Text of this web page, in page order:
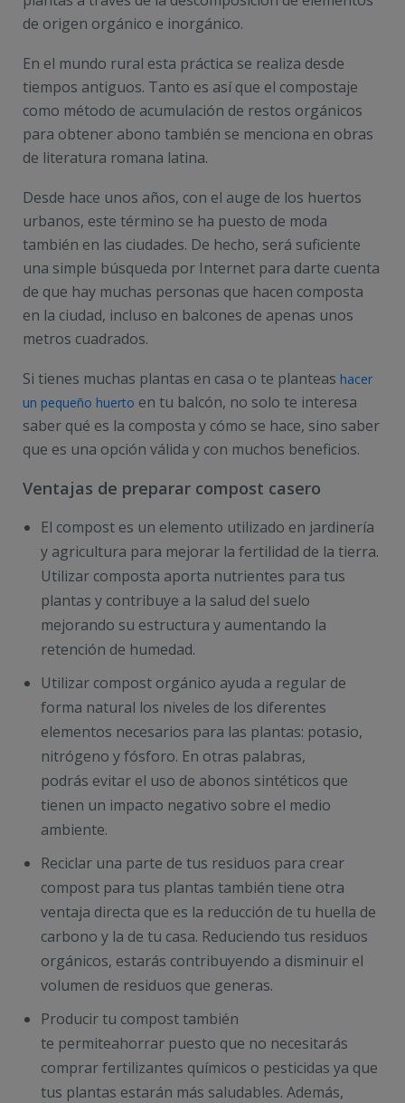
de origen orgánico e inorgánico.
En el mundo rural esta práctica se realiza desde
tiempos antiguos. Tanto es así que el compostaje
como método de acumulación de restos orgánicos
para obtener abono también se menciona en obras
de literatura romana latina.
Desde hace unos años, con el auge de los huertos
urbanos, este término se ha puesto de moda
también en las ciudades. De hecho, será suficiente
una simple búsqueda por Internet para darte cuenta
de que hay muchas personas que hacen composta
en la ciudad, incluso en balcones de apenas unos
metros cuadrados.
Si tienes muchas plantas en casa o te planteas hacer
un pequeño huerto en tu balcón, no solo te interesa
saber qué es la composta y cómo se hace, sino saber
que es una opción válida y con muchos beneficios.
Ventajas de preparar compost casero
El compost es un elemento utilizado en jardinería
y agricultura para mejorar la fertilidad de la tierra.
Utilizar composta aporta nutrientes para tus
plantas y contribuye a la salud del suelo
mejorando su estructura y aumentando la
retención de humedad.
Utilizar compost orgánico ayuda a regular de
forma natural los niveles de los diferentes
elementos necesarios para las plantas: potasio,
nitrógeno y fósforo. En otras palabras,
podrás evitar el uso de abonos sintéticos que
tienen un impacto negativo sobre el medio
ambiente.
Reciclar una parte de tus residuos para crear
compost para tus plantas también tiene otra
ventaja directa que es la reducción de tu huella de
carbono y la de tu casa. Reduciendo tus residuos
orgánicos, estarás contribuyendo a disminuir el
volumen de residuos que generas.
Producir tu compost también
te permiteahorrar puesto que no necesitarás
comprar fertilizantes químicos o pesticidas ya que
tus plantas estarán más saludables. Además,